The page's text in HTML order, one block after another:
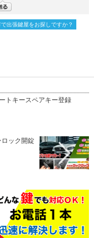
出張鍵屋をお探しですか？
トキースペアキー登録
ック開錠